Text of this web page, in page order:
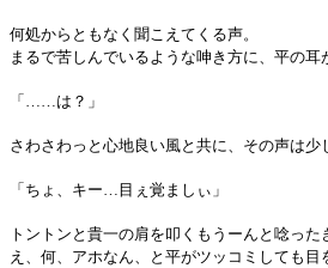
何処からともなく聞こえてくる声。
まるで苦しんでいるような呻き方に、平の耳
「……は？」
さわさわっと心地良い風と共に、その声は少
「ちょ、キー…目ぇ覚ましぃ」
トントンと貴一の肩を叩くもうーんと唸った
え、何、アホなん、と平がツッコミしても